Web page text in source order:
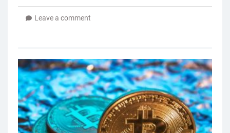
Leave a comment